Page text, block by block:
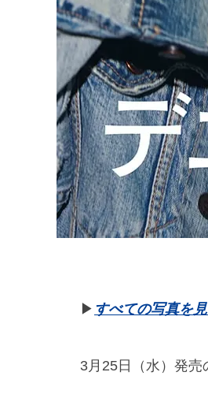
▶︎ すべての写真を
3月25日（水）発売